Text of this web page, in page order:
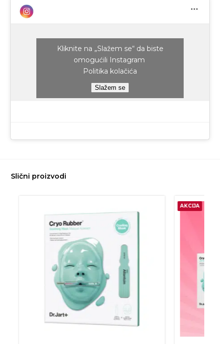
Kliknite na „Slažem se“ da biste
omogućili Instagram
Politika kolačića
Slažem se
Slični proizvodi
AKCIJA